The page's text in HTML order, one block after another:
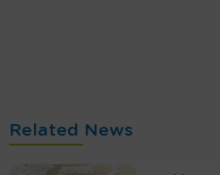
Related News